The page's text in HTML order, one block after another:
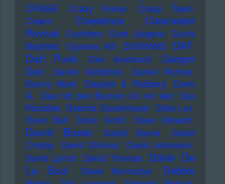
CRASS Crazy Horse Crazy Town
Cream
Creedence Clearwater
Revival
Crutches Curd Jürgens Curtis
Mayfield Cypress Hill D3SM6ND DAF
Daft Punk Dan Auerbach
Danger
Dan
Daniel Küblböck
Daniel Richter
Danny Mark
Dapayk & Padberg
Dario
G. Das mit den Blumen tut mir leid Das
Paradies Dascha Dauenhauer Data Luv
Dave Ball
Dave Grohl Dave Stewart
David Bowie David Byrne
David
Crosby David Gilmour David Johansen
David Lynch David Thomas Dälek De
La Soul
Dead Kennedys
Debbie